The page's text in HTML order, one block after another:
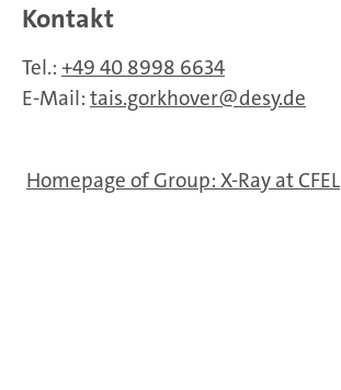
Kontakt
Tel.: +49 40 8998 6634
E-Mail: tais.gorkhover desy.de
Homepage of Group: X-Ray at CFEL